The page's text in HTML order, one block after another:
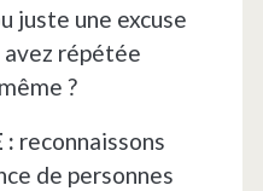
juste une excuse
répétée
?
: reconnaissons
de personnes